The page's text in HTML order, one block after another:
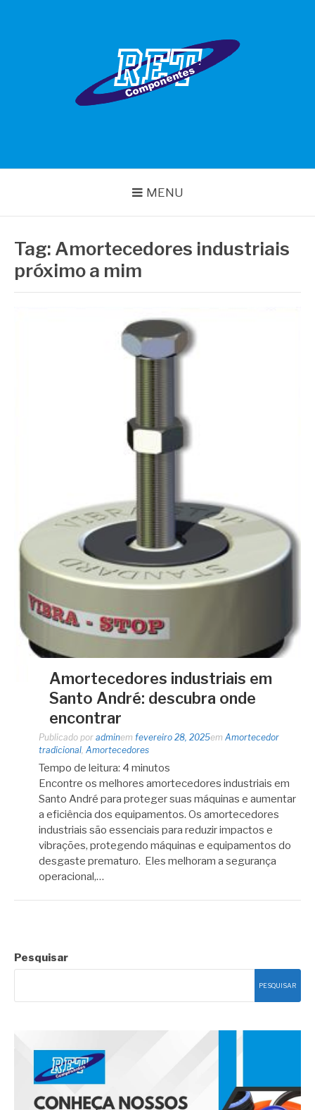
MENU
Tag: Amortecedores industriais
próximo a mim
Amortecedores industriais em
Santo André: descubra onde
encontrar
Publicado por adminem fevereiro 28, 2025em Amortecedor
tradicional Amortecedores
Tempo de leitura: 4 minutos
Encontre os melhores amortecedores industriais em
Santo André para proteger suas máquinas e aumentar
a eficiência dos equipamentos. Os amortecedores
industriais são essenciais para reduzir impactos e
vibrações, protegendo máquinas e equipamentos do
desgaste prematuro. Eles melhoram a segurança
operacional,…
Pesquisar
PESQUISAR